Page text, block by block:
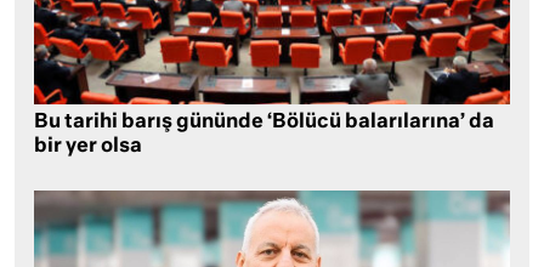
Bu tarihi barış gününde ‘Bölücü balarılarına’ da
bir yer olsa